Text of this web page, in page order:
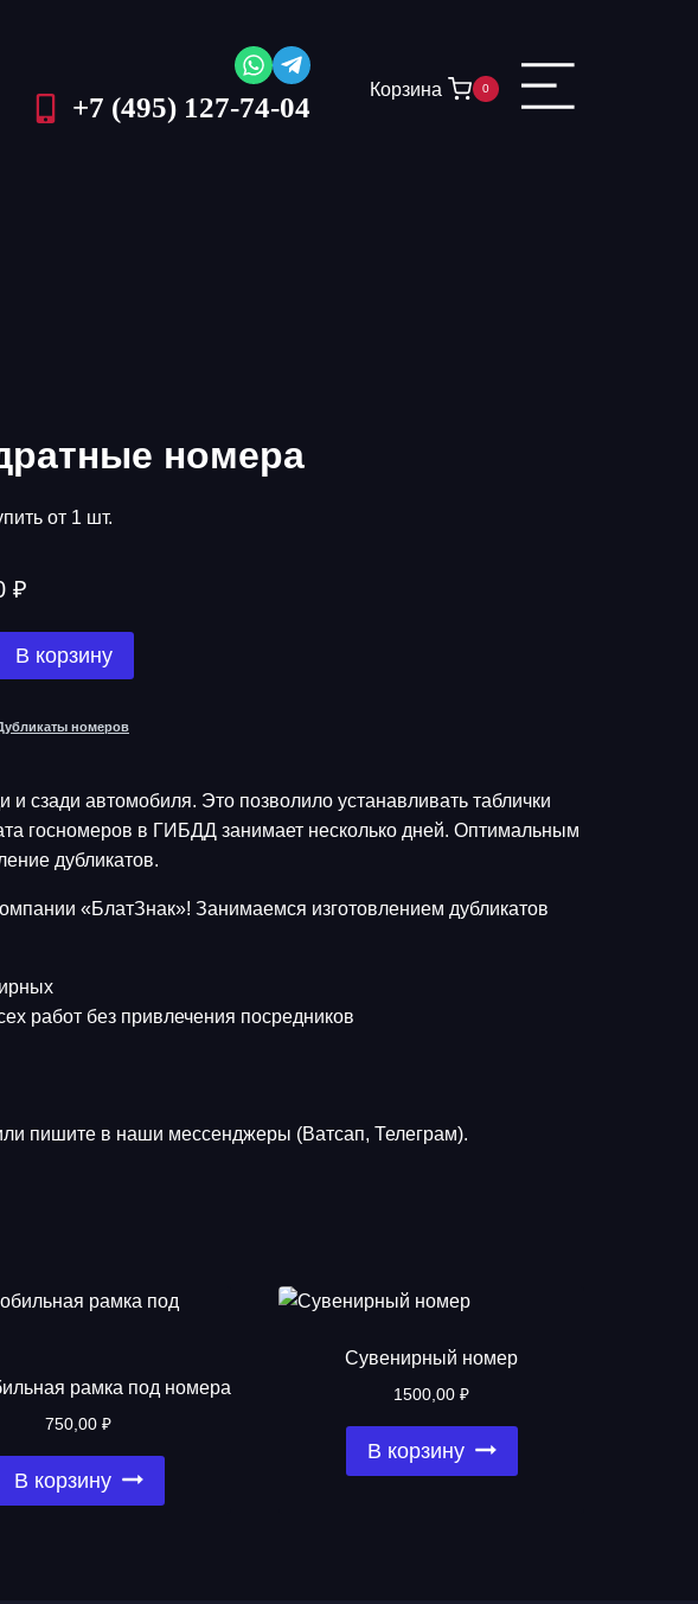
+7 (495) 127-74-04
Корзина 0
номера
от 1 шт.
₽
В корзину
номеров
сзади автомобиля. Это позволило устанавливать таблички
госномеров в ГИБДД занимает несколько дней. Оптимальным
дубликатов.
«БлатЗнак»! Занимаемся изготовлением дубликатов
работ без привлечения посредников
пишите в наши мессенджеры (Ватсап, Телеграм).
рамка под номера
750,00 ₽
В корзину
Сувенирный номер
1500,00 ₽
В корзину